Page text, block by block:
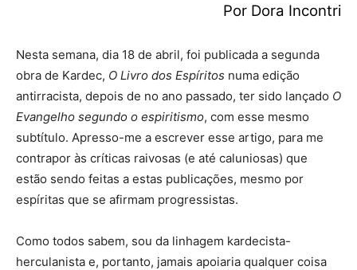
Por Dora Incontri
Nesta semana, dia 18 de abril, foi publicada a segunda
obra de Kardec, O Livro dos Espíritos numa edição
antirracista, depois de no ano passado, ter sido lançado O
Evangelho segundo o espiritismo, com esse mesmo
subtítulo. Apresso-me a escrever esse artigo, para me
contrapor às críticas raivosas (e até caluniosas) que
estão sendo feitas a estas publicações, mesmo por
espíritas que se afirmam progressistas.
Como todos sabem, sou da linhagem kardecista-
herculanista e, portanto, jamais apoiaria qualquer coisa